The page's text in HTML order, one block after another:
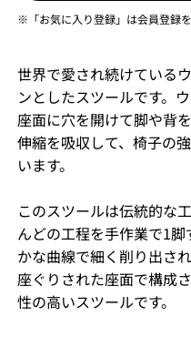
※「お気に入り登録」は会員登録
世界で愛され続けている
ンとしたスツールです。
座面に穴を開けて脚や背
伸縮を吸収して、椅子の
います。
このスツールは伝統的な
んどの工程を手作業で1
かな曲線で細く削り出さ
座ぐりされた座面で構成
性の高いスツールです。